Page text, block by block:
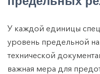
У каждой единицы
уровень предельной
технической
важная мера для